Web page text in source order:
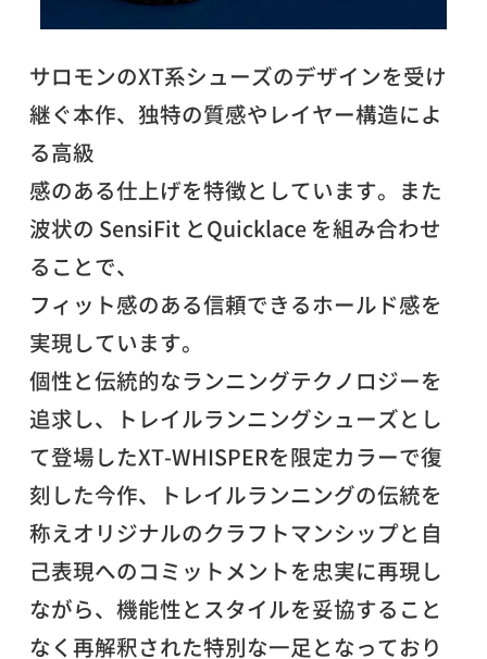
サロモンのXT系シューズのデザインを受け
継ぐ本作、独特の質感やレイヤー構造によ
る高級
感のある仕上げを特徴としています。また
波状の SensiFit とQuicklace を組み合わせ
ることで、
フィット感のある信頼できるホールド感を
実現しています。
個性と伝統的なランニングテクノロジーを
追求し、トレイルランニングシューズとし
て登場したXT-WHISPERを限定カラーで復
刻した今作、トレイルランニングの伝統を
称えオリジナルのクラフトマンシップと自
己表現へのコミットメントを忠実に再現し
ながら、機能性とスタイルを妥協すること
なく再解釈された特別な一足となっており